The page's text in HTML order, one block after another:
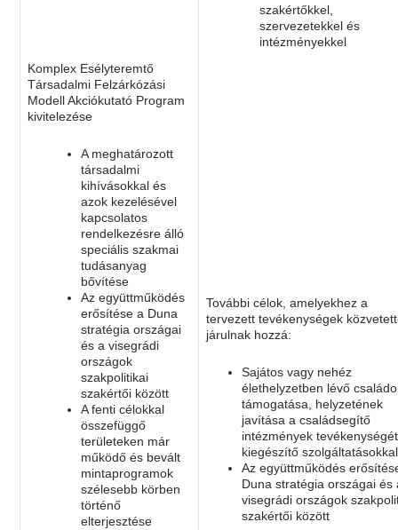
Komplex Esélyteremtő
Társadalmi Felzárkózási
Modell Akciókutató Program
kivitelezése
A meghatározott
társadalmi
kihívásokkal és
azok kezelésével
kapcsolatos
rendelkezésre álló
speciális szakmai
tudásanyag
bővítése
Az együttműködés
erősítése a Duna
stratégia országai
és a visegrádi
országok
szakpolitikai
szakértői között
A fenti célokkal
összefüggő
területeken már
működő és bevált
mintaprogramok
szélesebb körben
történő
elterjesztése
szakértőkkel,
szervezetekkel és
intézményekkel
További célok, amelyekhez a
tervezett tevékenységek
járulnak hozzá:
Sajátos vagy nehéz
élethelyzetben lévő
támogatása, helyzetének
javítása a családsegítő
intézmények tevékenységét
kiegészítő szolgáltatásokkal
Az együttműködés
Duna stratégia országai és
visegrádi országok
szakértői között